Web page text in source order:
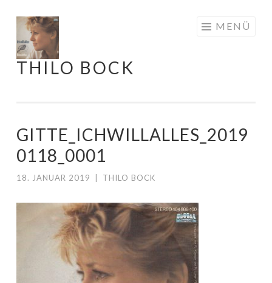
Springe
zum
Inhalt
THILO BOCK
MENÜ
GITTE_ICHWILLALLES_2019
0118_0001
18. JANUAR 2019 THILO BOCK